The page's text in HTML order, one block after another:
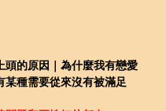
頭的原因｜為什麼我有戀愛
某種需要從來沒有被滿足